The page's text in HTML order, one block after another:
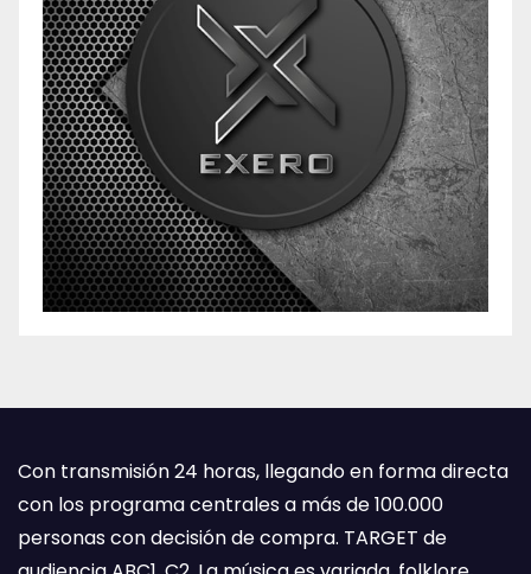
Con transmisión 24 horas, llegando en forma directa
con los programa centrales a más de 100.000
personas con decisión de compra. TARGET de